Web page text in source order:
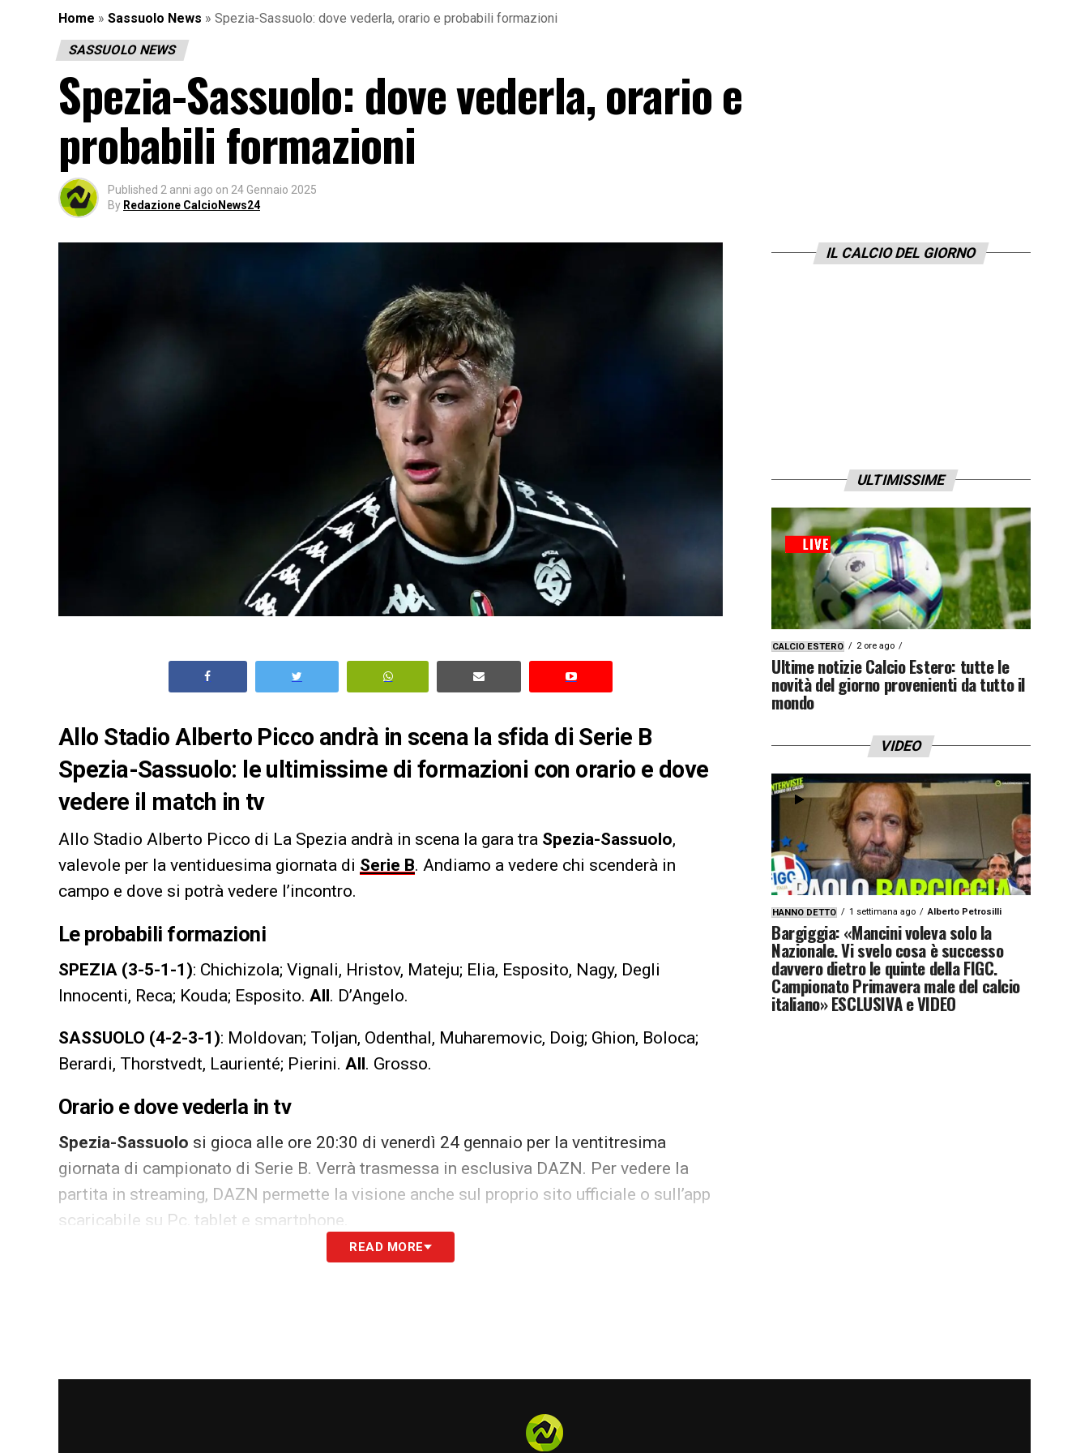
Home » Sassuolo News » Spezia-Sassuolo: dove vederla, orario e probabili formazioni
SASSUOLO NEWS
Spezia-Sassuolo: dove vederla, orario e
probabili formazioni
Published 2 anni ago on 24 Gennaio 2025
By Redazione CalcioNews24
Allo Stadio Alberto Picco andrà in scena la sfida di Serie B
Spezia-Sassuolo: le ultimissime di formazioni con orario e dove
vedere il match in tv
Allo Stadio Alberto Picco di La Spezia andrà in scena la gara tra Spezia-Sassuolo,
valevole per la ventiduesima giornata di Serie B. Andiamo a vedere chi scenderà in
campo e dove si potrà vedere l’incontro.
Le probabili formazioni
SPEZIA (3-5-1-1): Chichizola; Vignali, Hristov, Mateju; Elia, Esposito, Nagy, Degli
Innocenti, Reca; Kouda; Esposito. All. D’Angelo.
SASSUOLO (4-2-3-1): Moldovan; Toljan, Odenthal, Muharemovic, Doig; Ghion, Boloca;
Berardi, Thorstvedt, Laurienté; Pierini. All. Grosso.
Orario e dove vederla in tv
Spezia-Sassuolo si gioca alle ore 20:30 di venerdì 24 gennaio per la ventitresima
giornata di campionato di Serie B. Verrà trasmessa in esclusiva DAZN. Per vedere la
partita in streaming, DAZN permette la visione anche sul proprio sito ufficiale o sull’app
scaricabile su Pc, tablet e smartphone.
READ MORE
IL CALCIO DEL GIORNO
ULTIMISSIME
CALCIO ESTERO 2 ore ago
Ultime notizie Calcio Estero: tutte le
novità del giorno provenienti da tutto il
mondo
VIDEO
HANNO DETTO 1 settimana ago Alberto Petrosilli
Bargiggia: «Mancini voleva solo la
Nazionale. Vi svelo cosa è successo
davvero dietro le quinte della FIGC.
Campionato Primavera male del calcio
italiano» ESCLUSIVA e VIDEO